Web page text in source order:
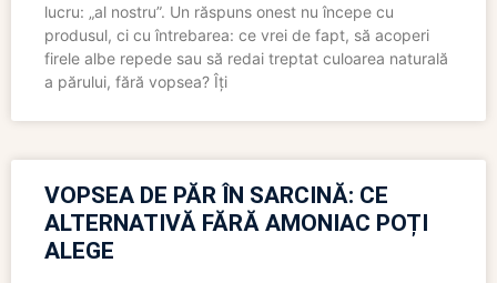
lucru: „al nostru”. Un răspuns onest nu începe cu
produsul, ci cu întrebarea: ce vrei de fapt, să acoperi
firele albe repede sau să redai treptat culoarea naturală
a părului, fără vopsea? Îți
VOPSEA DE PĂR ÎN SARCINĂ: CE
ALTERNATIVĂ FĂRĂ AMONIAC POȚI
ALEGE